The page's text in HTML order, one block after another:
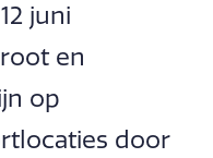
juni
en
op
door